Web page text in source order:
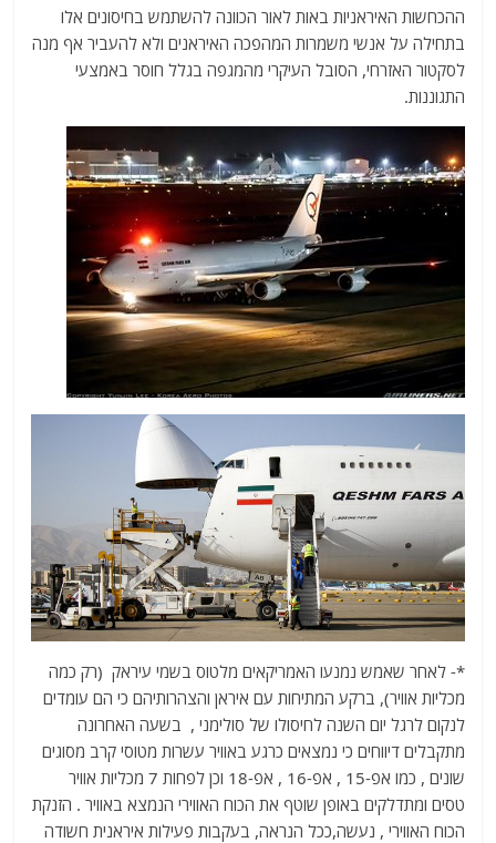
ההכחשות האיראניות באות לאור הכוונה להשתמש בחיסונים אלו
בתחילה על אנשי משמרות המהפכה האיראנים ולא להעביר אף מנה
לסקטור האזרחי, הסובל העיקרי מהמגפה בגלל חוסר באמצעי
התגוננות.
*- לאחר שאמש נמנעו האמריקאים מלטוס בשמי עיראק (רק כמה
מכליות אוויר), ברקע המתיחות עם איראן והצהרותיהם כי הם עומדים
לנקום לרגל יום השנה לחיסולו של סולימני , בשעה האחרונה
מתקבלים דיווחים כי נמצאים כרגע באוויר עשרות מטוסי קרב מסוגים
שונים , כמו אפ-15 , אפ-16 , אפ-18 וכן לפחות 7 מכליות אוויר
טסים ומתדלקים באופן שוטף את הכוח האווירי הנמצא באוויר . הזנקת
הכוח האווירי , נעשה,ככל הנראה, בעקבות פעילות איראנית חשודה